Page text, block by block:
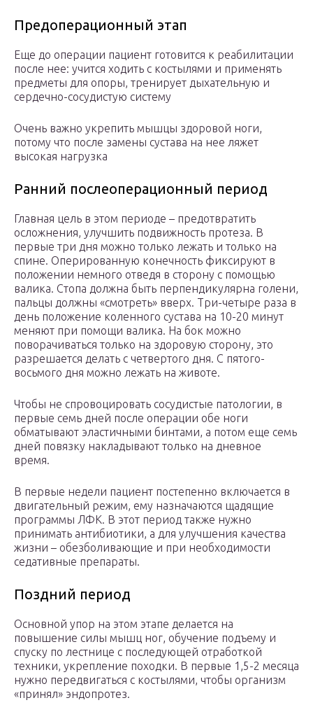
Предоперационный этап
Еще до операции пациент готовится к реабилитации
после нее: учится ходить с костылями и применять
предметы для опоры, тренирует дыхательную и
сердечно-сосудистую систему
Очень важно укрепить мышцы здоровой ноги,
потому что после замены сустава на нее ляжет
высокая нагрузка
Ранний послеоперационный период
Главная цель в этом периоде – предотвратить
осложнения, улучшить подвижность протеза. В
первые три дня можно только лежать и только на
спине. Оперированную конечность фиксируют в
положении немного отведя в сторону с помощью
валика. Стопа должна быть перпендикулярна голени,
пальцы должны «смотреть» вверх. Три-четыре раза в
день положение коленного сустава на 10-20 минут
меняют при помощи валика. На бок можно
поворачиваться только на здоровую сторону, это
разрешается делать с четвертого дня. С пятого-
восьмого дня можно лежать на животе.
Чтобы не спровоцировать сосудистые патологии, в
первые семь дней после операции обе ноги
обматывают эластичными бинтами, а потом еще семь
дней повязку накладывают только на дневное
время.
В первые недели пациент постепенно включается в
двигательный режим, ему назначаются щадящие
программы ЛФК. В этот период также нужно
принимать антибиотики, а для улучшения качества
жизни – обезболивающие и при необходимости
седативные препараты.
Поздний период
Основной упор на этом этапе делается на
повышение силы мышц ног, обучение подъему и
спуску по лестнице с последующей отработкой
техники, укрепление походки. В первые 1,5-2 месяца
нужно передвигаться с костылями, чтобы организм
«принял» эндопротез.